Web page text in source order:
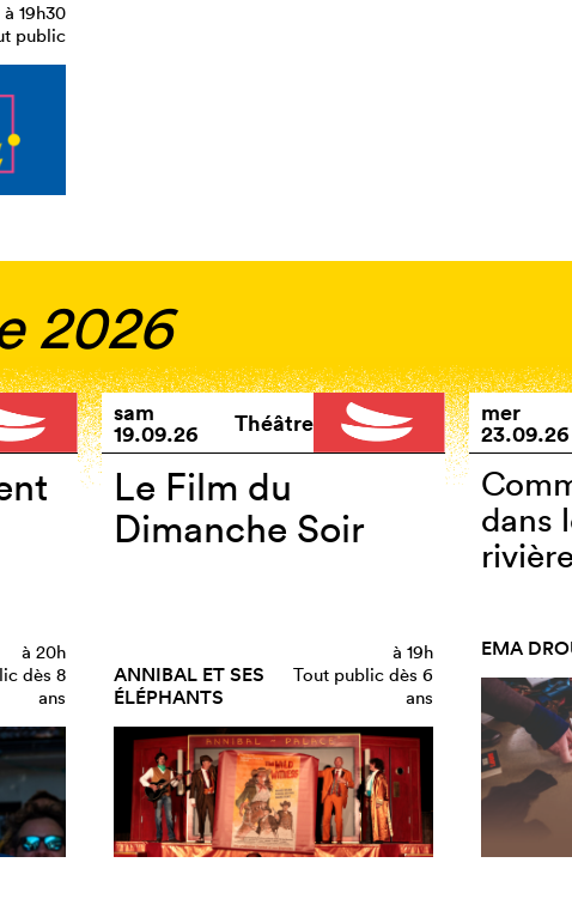
à 19h30
public
2026
à 20h
dès 8
ans
sam
19.09.26 Théâtre
Le Film du
Dimanche Soir
ANNIBAL ET SES
ÉLÉPHANTS
à 19h
Tout public dès 6
ans
mer
23.09.26
dans
rivière
EMA